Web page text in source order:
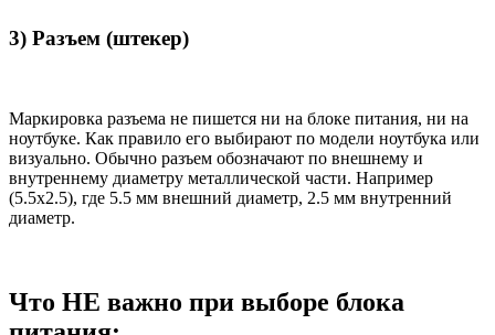
3) Разъем (штекер)
Маркировка разъема не пишется ни на блоке питания, ни на
ноутбуке. Как правило его выбирают по модели ноутбука или
визуально. Обычно разъем обозначают по внешнему и
внутреннему диаметру металлической части. Например
(5.5x2.5), где 5.5 мм внешний диаметр, 2.5 мм внутренний
диаметр.
Что НЕ важно при выборе блока